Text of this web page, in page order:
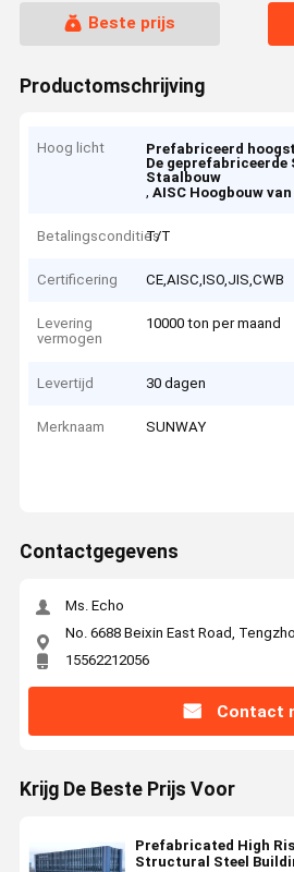
Beste prijs
Productomschrijving
Hoog licht Prefabriceerd
De geprefabriceerde
Staalbouw
,AISC Hoogbouw van
Betalingscondities
T/T
Certificering CE,AISC,ISO,JIS,CWB
Levering
vermogen
10000 ton per maand
Levertijd 30 dagen
Merknaam SUNWAY
Contactgegevens
Ms. Echo
No. 6688 Beixin East Road,
15562212056
Contact
Krijg De Beste Prijs Voor
Prefabricated High
Structural Steel